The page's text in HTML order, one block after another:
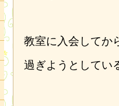
教室に入会してか
過ぎようとしてい